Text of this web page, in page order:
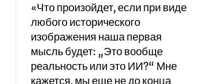
«Что произойдет, если при виде
любого исторического
изображения наша первая
мысль будет: „Это вообще
реальность или это ИИ?“ Мне
кажется, мы еще не до конца